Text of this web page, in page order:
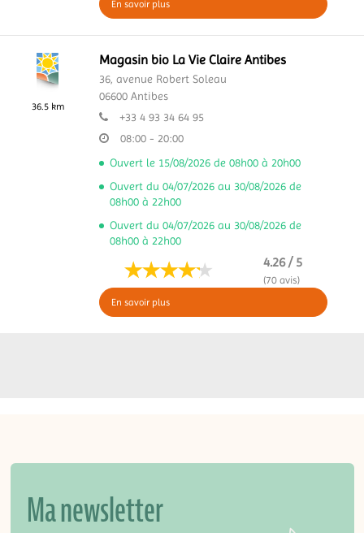
En savoir plus
36.5 km
Magasin bio La Vie Claire Antibes
36, avenue Robert Soleau
06600 Antibes
+33 4 93 34 64 95
08:00 - 20:00
Ouvert le 15/08/2026 de 08h00 à 20h00
Ouvert du 04/07/2026 au 30/08/2026 de
08h00 à 22h00
Ouvert du 04/07/2026 au 30/08/2026 de
08h00 à 22h00
4.26 / 5
(70 avis)
En savoir plus
Ma newsletter